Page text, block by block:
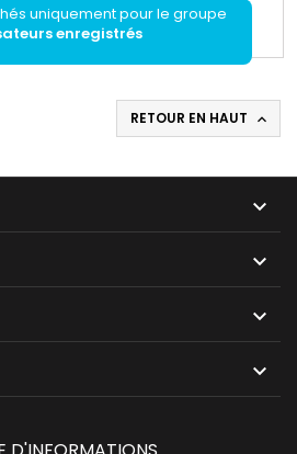
uniquement pour le groupe
enregistrés
RETOUR EN HAUT 



